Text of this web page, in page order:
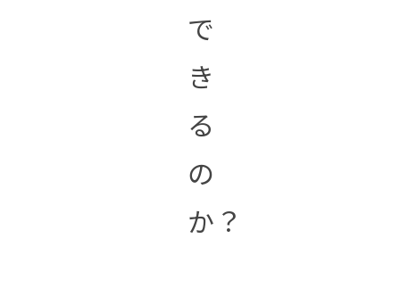
で
き
る
の
か？